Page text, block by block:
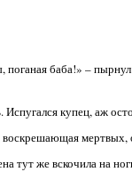
баба!» –
купец, аж
воскрешающая
тут же вскочила на